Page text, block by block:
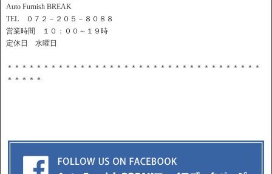
Auto Furnish BREAK
TEL ０７２－２０５－８０８８
営業時間 １０：００～１９時
定休日 水曜日
＊＊＊＊＊＊＊＊＊＊＊＊＊＊＊＊＊＊＊＊＊＊＊＊＊＊＊＊＊＊＊＊＊＊＊
＊＊＊＊＊